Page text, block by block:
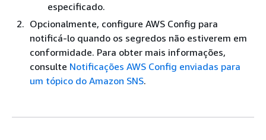
especificado.
Opcionalmente, configure AWS Config para
notificá-lo quando os segredos não estiverem em
conformidade. Para obter mais informações,
consulte Notificações AWS Config enviadas para
um tópico do Amazon SNS.